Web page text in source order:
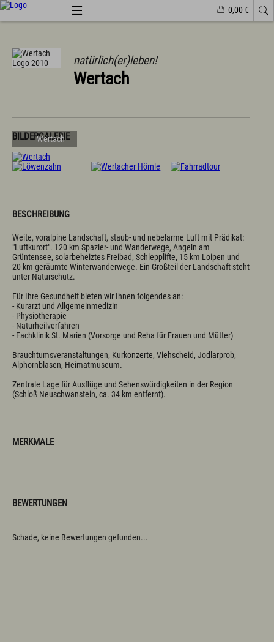
0,00 €
Webcams
Natürlich(er)leben
Sport und Freizeit
Gesundheit / Wellness
Branchenbuch/Marktplatz
Winter
Urlaub im Allgäu
Urlaub auf dem Bauernhof
Camping & Wohnmobile
Familienferien Allgäuhaus
Fachklinik St. Marien
Infos zum Urlaub mit dem Hund
Infos zum Urlaub mit Handicap
Tagungsmöglichkeiten
Wichtige Infos zum Urlaub
Kultur & Genuss
Sehenswertes in Wertach
Kirchen und Kapellen
Natur & Landschaft
Schlösser und Burgen
Essen und Trinken
Service & Kontakt
Anreise & ÖPNV
Ortsplan
natürlich(er)leben!
Wertach
BILDERGALERIE
Wertach
BESCHREIBUNG
Weite, voralpine Landschaft, staub- und nebelarme Luft mit Prädikat:
"Luftkurort". 120 km Spazier- und Wanderwege, Angeln am
Grüntensee, solarbeheiztes Freibad, Schlepplifte, 15 km Loipen und
20 km geräumte Winterwanderwege. Ein Großteil der Landschaft steht
unter Naturschutz.
Für Ihre Gesundheit bieten wir Ihnen folgendes an:
- Kurarzt und Allgemeinmedizin
- Physiotherapie
- Naturheilverfahren
- Fachklinik St. Marien (Vorsorge und Reha für Frauen und Mütter)
Brauchtumsveranstaltungen, Kurkonzerte, Viehscheid, Jodlarprob,
Alphornblasen, Heimatmuseum.
Zentrale Lage für Ausflüge und Sehenswürdigkeiten in der Region
(Schloß Neuschwanstein, ca. 34 km entfernt).
MERKMALE
BEWERTUNGEN
Schade, keine Bewertungen gefunden...